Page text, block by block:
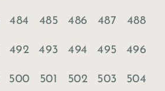
484 485 486 487 488
492 493 494 495 496
500 501 502 503 504